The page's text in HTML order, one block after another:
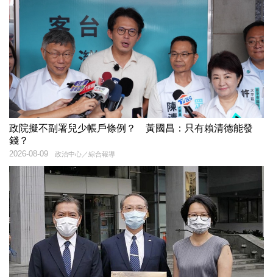
政院擬不副署兒少帳戶條例？ 黃國昌：只有賴清德能發
錢？
政治中心／綜合報導
2026-08-09